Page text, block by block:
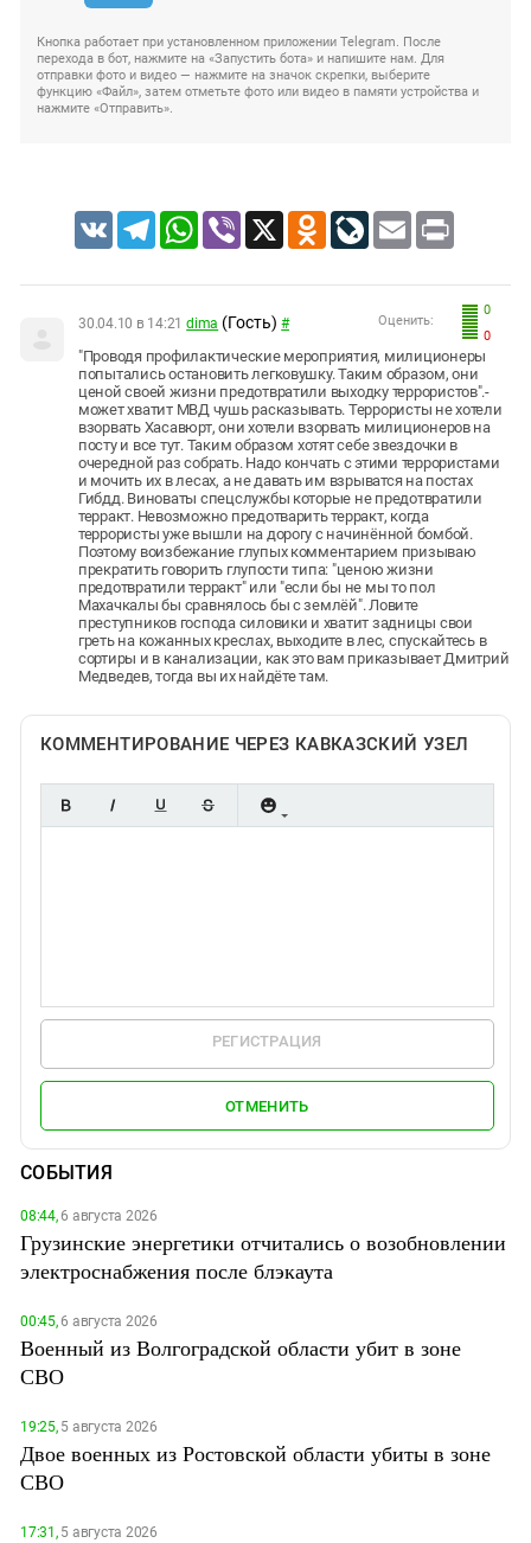
Кнопка работает при установленном приложении Telegram. После
перехода в бот, нажмите на «Запустить бота» и напишите нам. Для
отправки фото и видео — нажмите на значок скрепки, выберите
функцию «Файл», затем отметьте фото или видео в памяти устройства и
нажмите «Отправить».
VK TelegramWhatsApp
Viber X Odnoklassniki
LiveJournal
Email Print
0
0
Оценить:
30.04.10 в 14:21 dima (Гость) #
"Проводя профилактические мероприятия, милиционеры
попытались остановить легковушку. Таким образом, они
ценой своей жизни предотвратили выходку террористов".-
может хватит МВД чушь расказывать. Террористы не хотели
взорвать Хасавюрт, они хотели взорвать милиционеров на
посту и все тут. Таким образом хотят себе звездочки в
очередной раз собрать. Надо кончать с этими террористами
и мочить их в лесах, а не давать им взрыватся на постах
Гибдд. Виноваты спецслужбы которые не предотвратили
терракт. Невозможно предотварить терракт, когда
террористы уже вышли на дорогу с начинённой бомбой.
Поэтому воизбежание глупых комментарием призываю
прекратить говорить глупости типа: "ценою жизни
предотвратили терракт" или "если бы не мы то пол
Махачкалы бы сравнялось бы с землёй". Ловите
преступников господа силовики и хватит задницы свои
греть на кожанных креслах, выходите в лес, спускайтесь в
сортиры и в канализации, как это вам приказывает Дмитрий
Медведев, тогда вы их найдёте там.
КОММЕНТИРОВАНИЕ ЧЕРЕЗ КАВКАЗСКИЙ УЗЕЛ
РЕГИСТРАЦИЯ
ОТМЕНИТЬ
СОБЫТИЯ
08:44,6 августа 2026
Грузинские энергетики отчитались о возобновлении
электроснабжения после блэкаута
00:45,6 августа 2026
Военный из Волгоградской области убит в зоне
СВО
19:25,5 августа 2026
Двое военных из Ростовской области убиты в зоне
СВО
17:31,5 августа 2026